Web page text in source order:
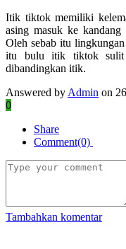
Itik tiktok memiliki
asing masuk ke
Oleh sebab itu
itu bulu itik tiktok sulit
dibandingkan itik.
Answered by Admin on
0
Share
Comment(0)
Tambahkan komentar